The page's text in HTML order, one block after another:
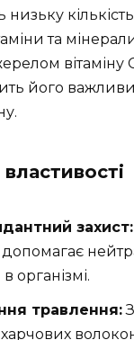
низьку
та
вітаміну
його
захист:
допомагає
організмі.
травлення:
харчових